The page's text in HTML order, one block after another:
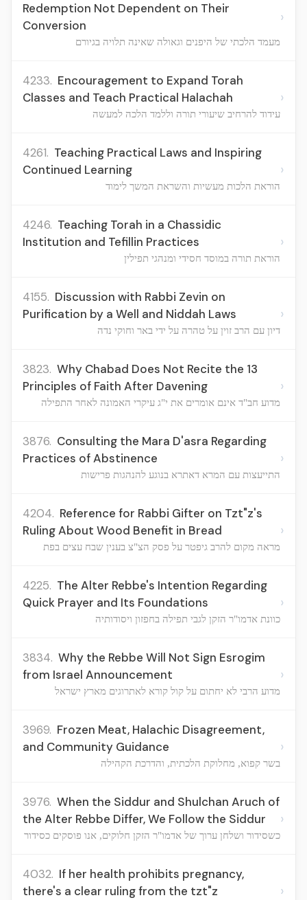
Redemption Not Dependent on Their
Conversion
מעמד הלכתי של היפנים וגאולה שאינה תלויה בגיורם
›
4233. Encouragement to Expand Torah
Classes and Teach Practical Halachah
עידוד להרחיב שיעורי תורה וללמד הלכה למעשה
›
4261. Teaching Practical Laws and Inspiring
Continued Learning
הוראת הלכות מעשיות והשראת המשך לימוד
›
4246. Teaching Torah in a Chassidic
Institution and Tefillin Practices
הוראת תורה במוסד חסידי ומנהגי תפילין
›
4155. Discussion with Rabbi Zevin on
Purification by a Well and Niddah Laws
דיון עם הרב זוין על טהרה על ידי באר וחוקי נדה
›
3823. Why Chabad Does Not Recite the 13
Principles of Faith After Davening
מדוע חב"ד אינם אומרים את י"ג עיקרי האמונה לאחר התפילה
›
3876. Consulting the Mara D'asra Regarding
Practices of Abstinence
התייעצות עם המרא דאתרא בנוגע להנהגות פרישות
›
4204. Reference for Rabbi Gifter on Tzt"z's
Ruling About Wood Benefit in Bread
מראה מקום להרב גיפטר על פסק הצ"צ בענין שבח עצים בפת
›
4225. The Alter Rebbe's Intention Regarding
Quick Prayer and Its Foundations
כוונת אדמו"ר הזקן לגבי תפילה בחפזון ויסודותיה
›
3834. Why the Rebbe Will Not Sign Esrogim
from Israel Announcement
מדוע הרבי לא יחתום על קול קורא לאתרוגים מארץ ישראל
›
3969. Frozen Meat, Halachic Disagreement,
and Community Guidance
בשר קפוא, מחלוקת הלכתית, והדרכת הקהילה
›
3976. When the Siddur and Shulchan Aruch of
the Alter Rebbe Differ, We Follow the Siddur
כשסידור ושלחן ערוך של אדמו"ר הזקן חלוקים, אנו פוסקים כסידור
›
4032. If her health prohibits pregnancy,
there's a clear ruling from the tzt"z
›